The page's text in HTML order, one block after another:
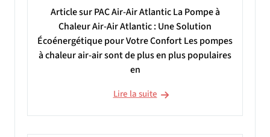
Article sur PAC Air-Air Atlantic La Pompe à
Chaleur Air-Air Atlantic : Une Solution
Écoénergétique pour Votre Confort Les pompes
à chaleur air-air sont de plus en plus populaires
en
Lire la suite